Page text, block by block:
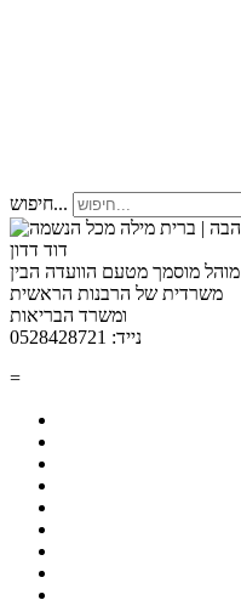
חיפוש...
דוד דדון
מוהל מוסמך מטעם הוועדה הבין
משרדית של הרבנות הראשית
ומשרד הבריאות
נייד: 0528428721
=